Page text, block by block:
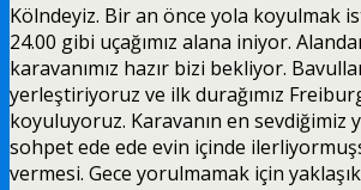
Kölndeyiz. Bir an önce yola koyulmak
24.00 gibi uçağımız alana iniyor.
karavanımız hazır bizi bekliyor.
yerleştiriyoruz ve ilk durağımız
koyuluyoruz. Karavanın en sevdiğimiz
sohpet ede ede evin içinde
vermesi. Gece yorulmamak için